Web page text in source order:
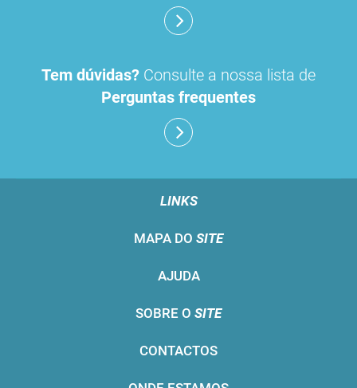
Tem dúvidas? Consulte a nossa lista de
Perguntas frequentes
LINKS
MAPA DO SITE
AJUDA
SOBRE O SITE
CONTACTOS